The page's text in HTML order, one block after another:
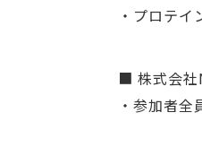
・プロテイ
■ 株式会
・参加者